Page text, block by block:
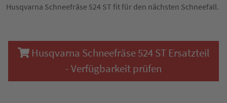
Husqvarna Schneefräse 524 ST fit für den nächsten Schneefall.
Husqvarna Schneefräse 524 ST Ersatzteil
- Verfügbarkeit prüfen